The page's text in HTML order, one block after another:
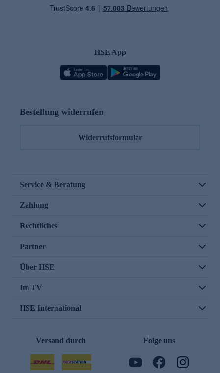
HSE App
Bestellung widerrufen
Widerrufsformular
Service & Beratung
Zahlung
Rechtliches
Partner
Über HSE
Im TV
HSE International
Versand durch Folge uns